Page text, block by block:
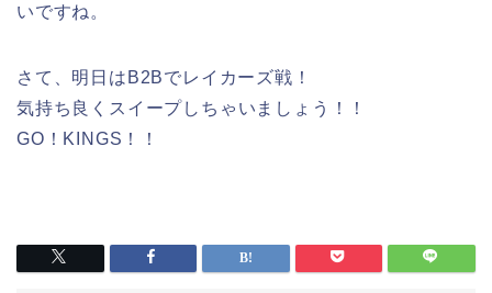
いですね。
さて、明日はB2Bでレイカーズ戦！
気持ち良くスイープしちゃいましょう！！
GO！KINGS！！